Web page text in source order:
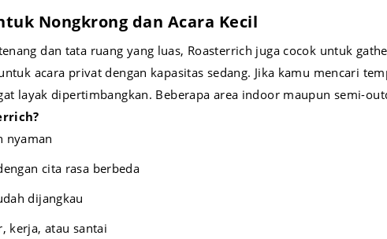
Nongkrong dan Acara Kecil
dan tata ruang yang luas, Roasterrich juga cocok untuk
acara privat dengan kapasitas sedang. Jika kamu mencari
layak dipertimbangkan. Beberapa area indoor maupun semi-
nyaman
cita rasa berbeda
dijangkau
kerja, atau santai